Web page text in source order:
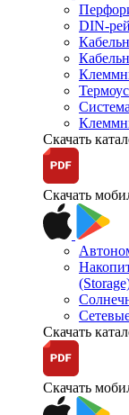
DIN-
Скачать
Скачать
Скачать
Скачать